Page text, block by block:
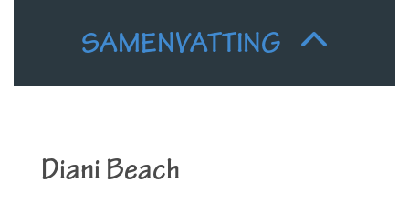
SAMENVATTING
Diani Beach